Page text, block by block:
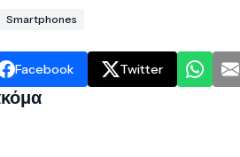
Smartphones
Facebook Twitter